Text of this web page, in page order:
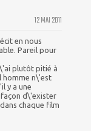
12 MAI 2011
en nous
Pareil pour
plutôt pitié à
homme n\'est
y a une
façon d\'exister
chaque film